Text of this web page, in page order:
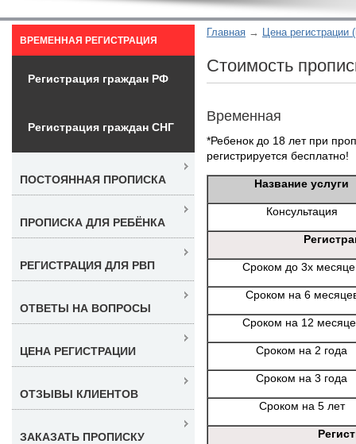
Главная Цена регистрации
Стоимость
Временная
*Ребенок до 18 лет при
регистрируется бесплатно!
Название услуги
Консультация
Сроком до 3х
Сроком на 6
Сроком на 12
Сроком на 2 года
Сроком на 3 года
Сроком на 5 лет
ВРЕМЕННАЯ РЕГИСТРАЦИЯ
Регистрация граждан РФ
Регистрация граждан СНГ
ПОСТОЯННАЯ ПРОПИСКА
ПРОПИСКА ДЛЯ РЕБЁНКА
РЕГИСТРАЦИЯ ДЛЯ РВП
ОТВЕТЫ НА ВОПРОСЫ
ЦЕНА РЕГИСТРАЦИИ
ОТЗЫВЫ КЛИЕНТОВ
ЗАКАЗАТЬ ПРОПИСКУ